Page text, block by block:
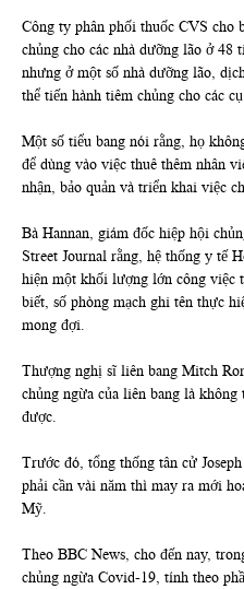
Công ty phân phối thuốc CVS cho
chủng cho các nhà dưỡng lão ở 48
nhưng ở một số nhà dưỡng lão,
thể tiến hành tiêm chủng cho các
Một số tiểu bang nói rằng, họ
để dùng vào việc thuê thêm nhân
nhận, bảo quản và triển khai việc
Bà Hannan, giám đốc hiệp hội
Street Journal rằng, hệ thống y tế
hiện một khối lượng lớn công việc
biết, số phòng mạch ghi tên thực
mong đợi.
Thượng nghị sĩ liên bang Mitch
chủng ngừa của liên bang là
được.
Trước đó, tổng thống tân cử
phải cần vài năm thì may ra mới
Mỹ.
Theo BBC News, cho đến nay,
chủng ngừa Covid-19, tính theo